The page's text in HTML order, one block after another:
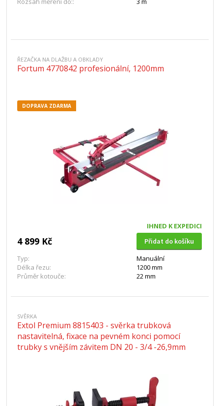
ŘEZAČKA NA DLAŽBU A OBKLADY
Fortum 4770842 profesionální, 1200mm
DOPRAVA ZDARMA
IHNED K EXPEDICI
4 899 Kč
Přidat do košíku
Typ:
Manuální
Délka řezu:
1200 mm
Průměr kotouče:
22 mm
SVĚRKA
Extol Premium 8815403 - svěrka trubková
nastavitelná, fixace na pevném konci pomocí
trubky s vnějším závitem DN 20 - 3/4 -26,9mm